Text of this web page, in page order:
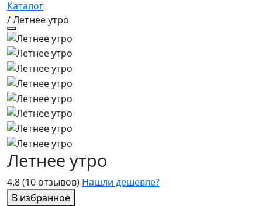
Каталог
/ Летнее утро
4.8(10 отзывов) Нашли дешевле?
В избранное
Летнее утро